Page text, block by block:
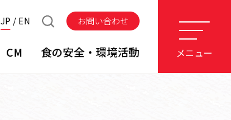
JP EN お問い合わせ
CM 食の安全・環境活動 メニュー